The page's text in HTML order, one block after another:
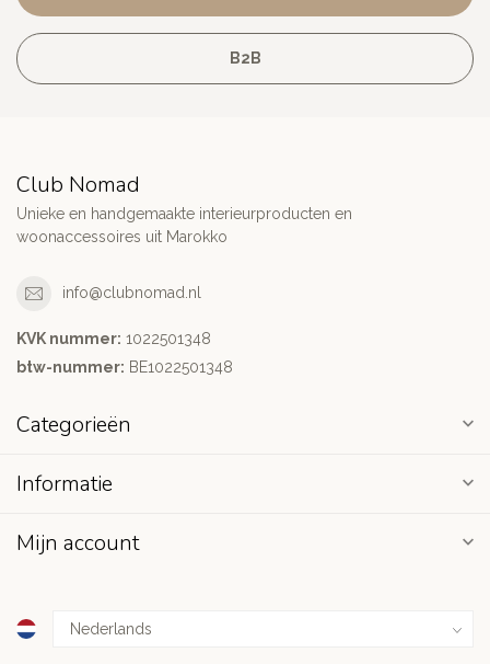
B2B
Club Nomad
Unieke en handgemaakte interieurproducten en
woonaccessoires uit Marokko
info@clubnomad.nl
KVK nummer: 1022501348
btw-nummer: BE1022501348
Categorieën
Informatie
Mijn account